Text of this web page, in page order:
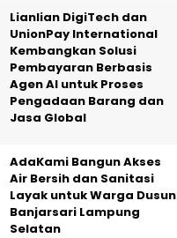
Lianlian DigiTech dan
UnionPay International
Kembangkan Solusi
Pembayaran Berbasis
Agen AI untuk Proses
Pengadaan Barang dan
Jasa Global
AdaKami Bangun Akses
Air Bersih dan Sanitasi
Layak untuk Warga Dusun
Banjarsari Lampung
Selatan